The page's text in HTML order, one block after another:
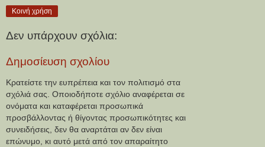
Κοινή χρήση
Δεν υπάρχουν σχόλια:
Δημοσίευση σχολίου
Κρατείστε την ευπρέπεια και τον πολιτισμό στα
σχόλιά σας. Οποιοδήποτε σχόλιο αναφέρεται σε
ονόματα και καταφέρεται προσωπικά
προσβάλλοντας ή θίγοντας προσωπικότητες και
συνειδήσεις, δεν θα αναρτάται αν δεν είναι
επώνυμο, κι αυτό μετά από τον απαραίτητο